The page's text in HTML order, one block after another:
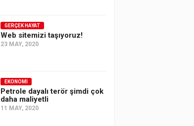
GERÇEK HAYAT
Web sitemizi taşıyoruz!
23 MAY, 2020
EKONOMI
Petrole dayalı terör şimdi çok
daha maliyetli
11 MAY, 2020